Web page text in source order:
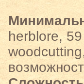
herblore,